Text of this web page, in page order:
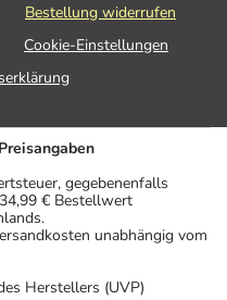
vorgeschriebenen
mit der doppelten
bei Säuglingen,
auf eine
fragen Sie
etwaigen Auswirkungen
Bestellung widerrufen
Cookie-Einstellungen
gegebenenfalls
€ Bestellwert
unabhängig vom
Herstellers (UVP)